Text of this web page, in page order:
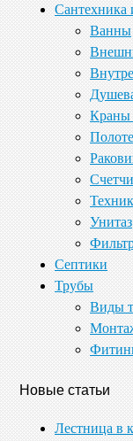
Сантехника
Ванны
Краны
Унитаз
Септики
Трубы
Виды
Новые статьи
Лестница в